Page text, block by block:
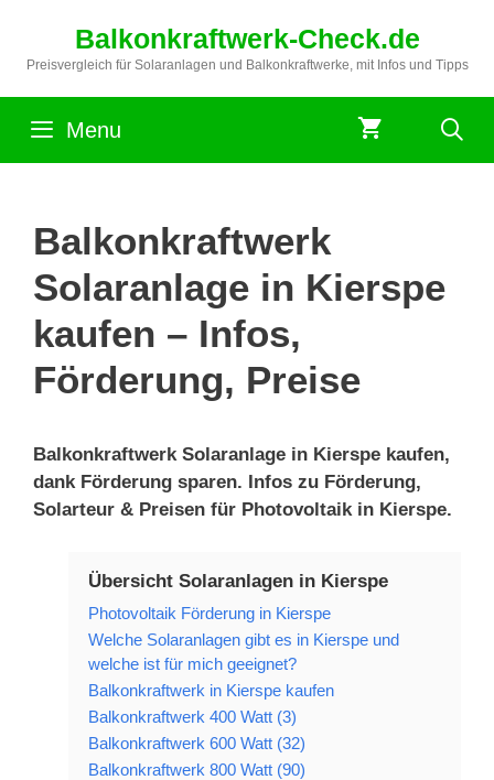
springen
Balkonkraftwerk-Check.de
Preisvergleich für Solaranlagen und Balkonkraftwerke, mit Infos und Tipps
Menu
Balkonkraftwerk
Solaranlage in Kierspe
kaufen – Infos,
Förderung, Preise
Balkonkraftwerk Solaranlage in Kierspe kaufen,
dank Förderung sparen. Infos zu Förderung,
Solarteur & Preisen für Photovoltaik in Kierspe.
Übersicht Solaranlagen in Kierspe
Photovoltaik Förderung in Kierspe
Welche Solaranlagen gibt es in Kierspe und
welche ist für mich geeignet?
Balkonkraftwerk in Kierspe kaufen
Balkonkraftwerk 400 Watt (3)
Balkonkraftwerk 600 Watt (32)
Balkonkraftwerk 800 Watt (90)